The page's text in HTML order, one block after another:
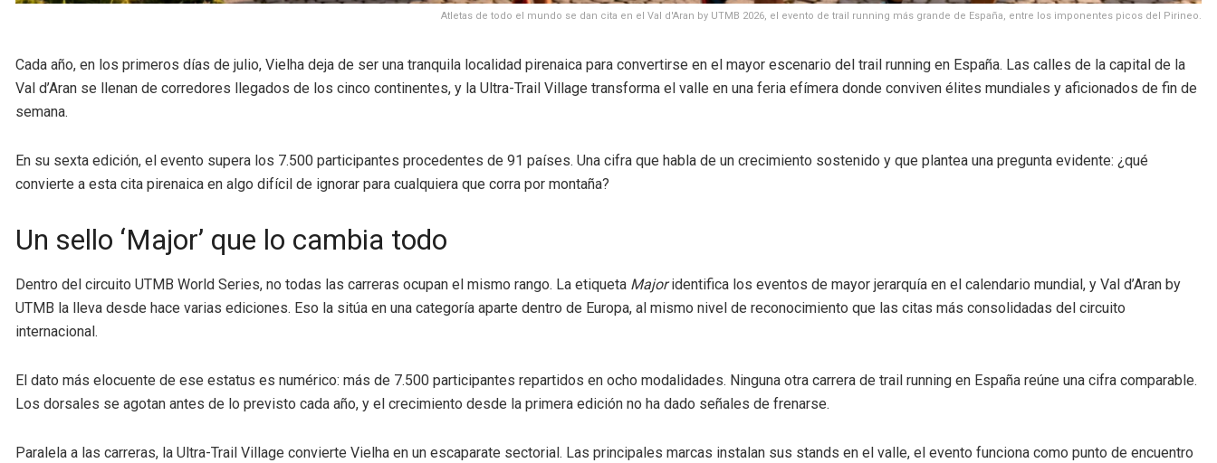
Atletas de todo el mundo se dan cita en el Val d'Aran by UTMB 2026, el evento de trail running más grande de España, entre los imponentes picos del Pirineo.
Cada año, en los primeros días de julio, Vielha deja de ser una tranquila localidad pirenaica para convertirse en el mayor escenario del trail running en España. Las calles de la capital de la
Val d’Aran se llenan de corredores llegados de los cinco continentes, y la Ultra-Trail Village transforma el valle en una feria efímera donde conviven élites mundiales y aficionados de fin de
semana.
En su sexta edición, el evento supera los 7.500 participantes procedentes de 91 países. Una cifra que habla de un crecimiento sostenido y que plantea una pregunta evidente: ¿qué
convierte a esta cita pirenaica en algo difícil de ignorar para cualquiera que corra por montaña?
Un sello ‘Major’ que lo cambia todo
Dentro del circuito UTMB World Series, no todas las carreras ocupan el mismo rango. La etiqueta Majoridentifica los eventos de mayor jerarquía en el calendario mundial, y Val d’Aran by
UTMB la lleva desde hace varias ediciones. Eso la sitúa en una categoría aparte dentro de Europa, al mismo nivel de reconocimiento que las citas más consolidadas del circuito
internacional.
El dato más elocuente de ese estatus es numérico: más de 7.500 participantes repartidos en ocho modalidades. Ninguna otra carrera de trail running en España reúne una cifra comparable.
Los dorsales se agotan antes de lo previsto cada año, y el crecimiento desde la primera edición no ha dado señales de frenarse.
Paralela a las carreras, la Ultra-Trail Village convierte Vielha en un escaparate sectorial. Las principales marcas instalan sus stands en el valle, el evento funciona como punto de encuentro